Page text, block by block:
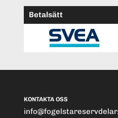
Betalsätt
KONTAKTA OSS